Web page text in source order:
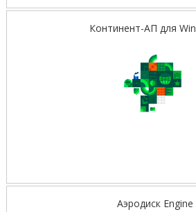
Континент-АП для
Аэродиск Engine